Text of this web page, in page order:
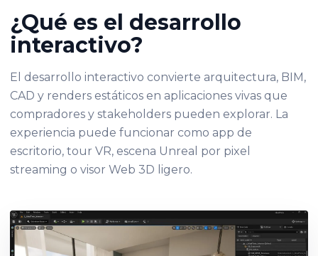
¿Qué es el desarrollo
interactivo?
El desarrollo interactivo convierte arquitectura, BIM,
CAD y renders estáticos en aplicaciones vivas que
compradores y stakeholders pueden explorar. La
experiencia puede funcionar como app de
escritorio, tour VR, escena Unreal por pixel
streaming o visor Web 3D ligero.